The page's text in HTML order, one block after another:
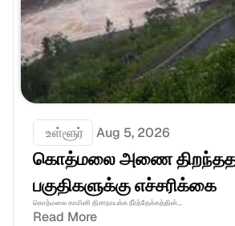
உள்ளூர் Aug 5, 2026
கொத்மலை அணை
பகுதிகளுக்கு எச்சரிக்கை
கொத்மலை காமினி திசாநாயக்க நீர்த்தேக்கத்தின்...
Read More